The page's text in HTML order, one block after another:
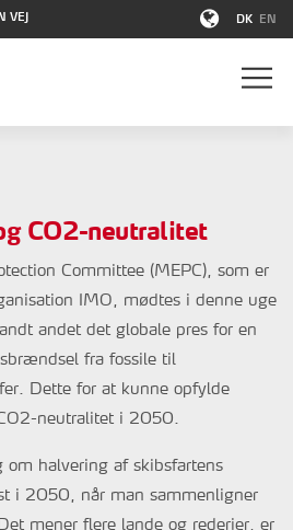
VEJ DK EN
CO2-neutralitet
Committee (MEPC), som er
IMO, mødtes i denne uge
andet det globale pres for en
fra fossile til
Dette for at kunne opfylde
neutralitet i 2050.
halvering af skibsfartens
i 2050, når man sammenligner
mener flere lande og rederier, er